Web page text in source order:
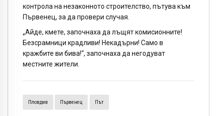
контрола на незаконното строителство, пътува към
Първенец, за да провери случая.
„Айде, кмете, започнаха да лъщят комисионните!
Безсрамници крадливи! Некадърни! Само в
кражбите ви бива!“, започнаха да негодуват
местните жители.
Пловдив Първенец Път